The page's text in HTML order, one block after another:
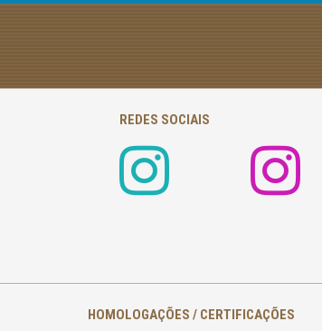
REDES SOCIAIS
HOMOLOGAÇÕES / CERTIFICAÇÕES